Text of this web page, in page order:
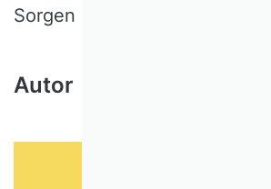
Sorgen machen!
Autor